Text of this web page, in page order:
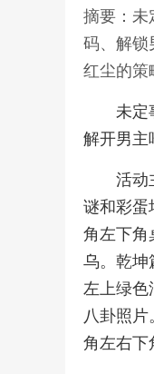
摘要：未
码、解锁
红尘的策
未定
解开男主
活动
谜和彩蛋
角左下角
乌。乾坤
左上绿色
八卦照
角左右下